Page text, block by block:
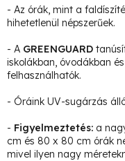
- Az órák, mint a
hihetetlenül népszerűek.
- A GREENGUARD
iskolákban, óvodákban
felhasználhatók.
- Óráink UV-sugárzás
- Figyelmeztetés: a
cm és 80 x 80 cm órák
mivel ilyen nagy